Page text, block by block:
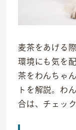
麦茶をあげる
環境にも気を
茶をわんちゃ
トを解説。わ
合は、チェッ